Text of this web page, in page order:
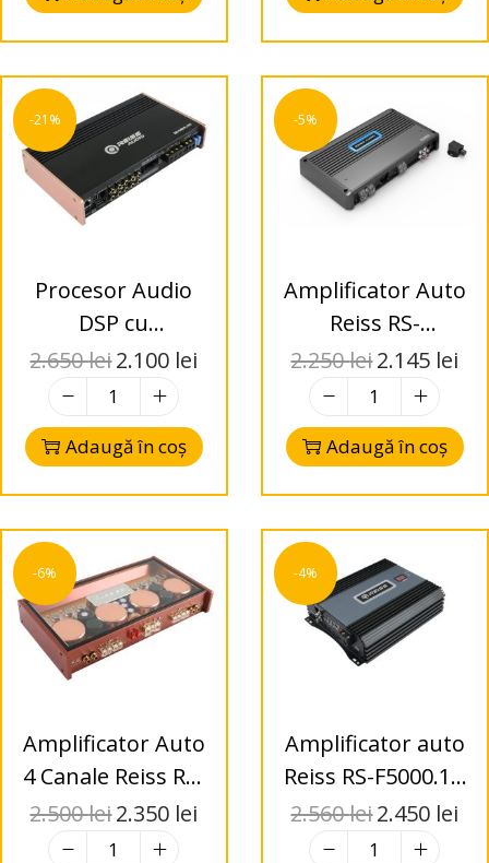
-21%
Procesor Audio
DSP cu
Amplificare Reiss
Audio RS-
DSP6.100 –
6x100W RMS
2.650lei2.100 lei
Adaugă în coș
-5%
Amplificator Auto
Reiss RS-
SD2000.1D
Monoblock Class
D 2000W RMS
2.250lei2.145 lei
Adaugă în coș
-6%
Amplificator Auto
4 Canale Reiss RS-
SQR4110.4Q
4x120W RMS
2.500lei2.350 lei
-4%
Amplificator auto
Reiss RS-F5000.1D
monobloc 5000W
2.560lei2.450 lei